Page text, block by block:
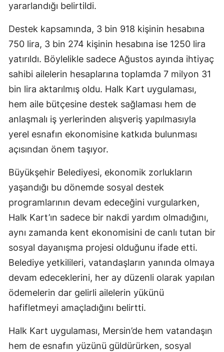
yararlandığı belirtildi.
Destek kapsamında, 3 bin 918 kişinin hesabına
750 lira, 3 bin 274 kişinin hesabına ise 1250 lira
yatırıldı. Böylelikle sadece Ağustos ayında ihtiyaç
sahibi ailelerin hesaplarına toplamda 7 milyon 31
bin lira aktarılmış oldu. Halk Kart uygulaması,
hem aile bütçesine destek sağlaması hem de
anlaşmalı iş yerlerinden alışveriş yapılmasıyla
yerel esnafın ekonomisine katkıda bulunması
açısından önem taşıyor.
Büyükşehir Belediyesi, ekonomik zorlukların
yaşandığı bu dönemde sosyal destek
programlarının devam edeceğini vurgularken,
Halk Kart’ın sadece bir nakdi yardım olmadığını,
aynı zamanda kent ekonomisini de canlı tutan bir
sosyal dayanışma projesi olduğunu ifade etti.
Belediye yetkilileri, vatandaşların yanında olmaya
devam edeceklerini, her ay düzenli olarak yapılan
ödemelerin dar gelirli ailelerin yükünü
hafifletmeyi amaçladığını belirtti.
Halk Kart uygulaması, Mersin’de hem vatandaşın
hem de esnafın yüzünü güldürürken, sosyal